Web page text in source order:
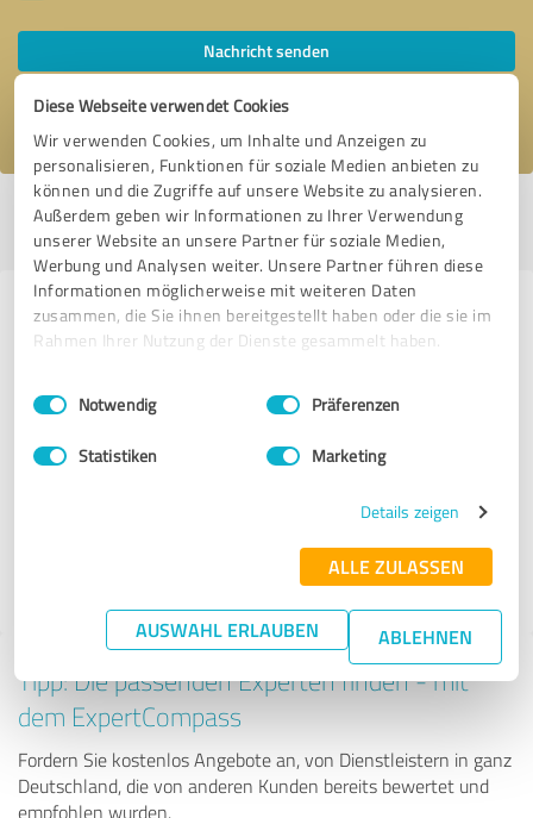
Diese Webseite verwendet Cookies
Wir verwenden Cookies, um Inhalte und Anzeigen zu
personalisieren, Funktionen für soziale Medien anbieten zu
können und die Zugriffe auf unsere Website zu analysieren.
Außerdem geben wir Informationen zu Ihrer Verwendung
unserer Website an unsere Partner für soziale Medien,
Werbung und Analysen weiter. Unsere Partner führen diese
Informationen möglicherweise mit weiteren Daten
zusammen, die Sie ihnen bereitgestellt haben oder die sie im
Rahmen Ihrer Nutzung der Dienste gesammelt haben.
Impressum Datenschutzbestimmungen
Einwilligungsauswahl
Notwendig Präferenzen
Statistiken Marketing
Details zeigen
ALLE ZULASSEN
AUSWAHL ERLAUBEN ABLEHNEN
Nachricht senden
Ich stimme denDatenschutzbestimmungen
Profil aktiv seit 14.06.2019 |Letzte Aktualisierung: 04.08.2026|
melden
Erfahrungen zu weiteren
Anbietern aus dem Bereich
Finanzdienstleistungen
SchwabFinanz GmbH
Tipp: Die passenden Experten finden - mit
dem ExpertCompass
Fordern Sie kostenlos Angebote an, von Dienstleistern in ganz
Deutschland, die von anderen Kunden bereits bewertet und
empfohlen wurden.